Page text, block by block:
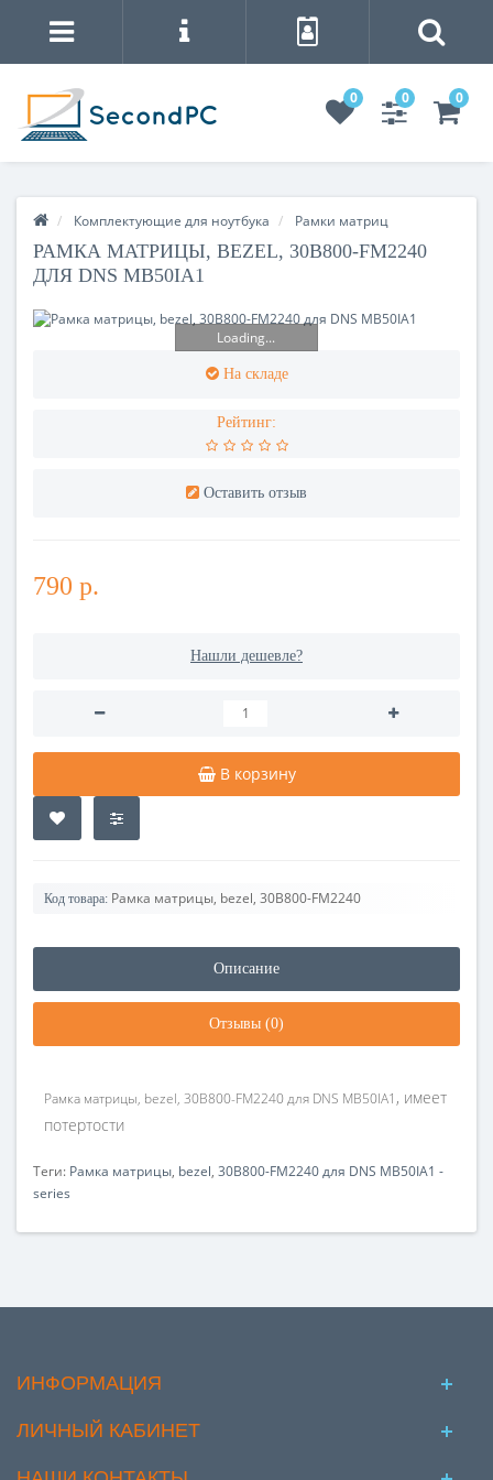
0 0 0
Комплектующие для ноутбука Рамки матриц
РАМКА МАТРИЦЫ, BEZEL, 30B800-FM2240
ДЛЯ DNS MB50IA1
Loading...
На складе
Рейтинг:
Оставить отзыв
790 р.
Нашли дешевле?
В корзину
Код товара: Рамка матрицы, bezel, 30B800-FM2240
Описание
Отзывы (0)
Рамка матрицы, bezel, 30B800-FM2240 для DNS MB50IA1 , имеет
потертости
Теги: Рамка матрицы, bezel, 30B800-FM2240 для DNS MB50IA1 -
series
ИНФОРМАЦИЯ
ЛИЧНЫЙ КАБИНЕТ